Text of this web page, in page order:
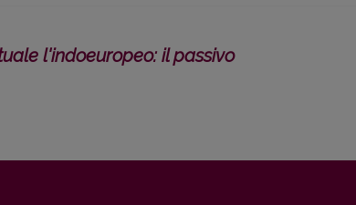
l'indoeuropeo: il passivo